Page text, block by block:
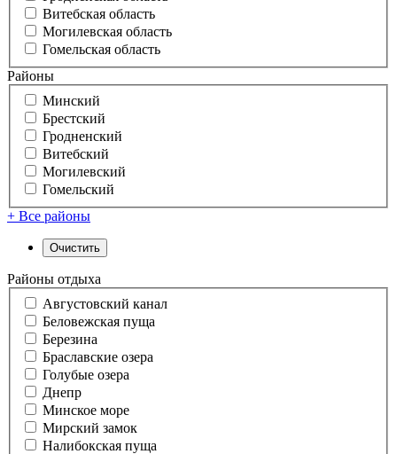
Витебская область
Могилевская область
Гомельская область
Районы
Минский
Брестский
Гродненский
Витебский
Могилевский
Гомельский
+ Все районы
Районы отдыха
Августовский канал
Беловежская пуща
Березина
Браславские озера
Голубые озера
Днепр
Минское море
Мирский замок
Налибокская пуща